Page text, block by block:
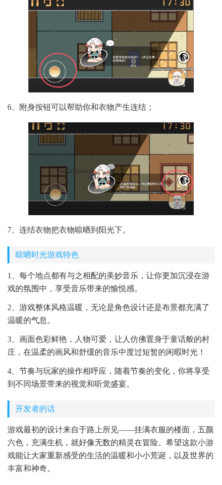
6、附身按钮可以帮助你和衣物产生连结；
7、连结衣物把衣物晾晒到阳光下。
晾晒时光游戏特色
1、每个地点都有与之相配的美妙音乐，让你更加沉浸在游
戏的氛围中，享受音乐带来的愉悦感。
2、游戏整体风格温暖，无论是角色设计还是布景都充满了
温暖的气息。
3、画面色彩鲜艳，人物可爱，让人仿佛置身于童话般的村
庄，在温柔的画风和舒缓的音乐中度过短暂的闲暇时光！
4、节奏与玩家的操作相呼应，随着节奏的变化，你将享受
到不同场景带来的视觉和听觉盛宴。
开发者的话
游戏最初的设计来自于路上所见——挂满衣服的楼面，五颜
六色，充满生机，就好像无数的精灵在冒险。希望这款小游
戏能让大家重新感受的生活的温暖和小小荒诞，以及世界的
丰富和神奇。